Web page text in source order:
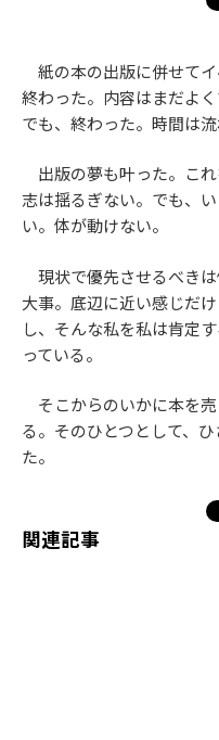
紙の本の出版に併せて
終わった。内容はまだよ
でも、終わった。時間は流
出版の夢も叶った。これ
志は揺るぎない。でも、
い。体が動けない。
現状で優先させるべき
大事。底辺に近い感じだ
し、そんな私を私は肯定
っている。
そこからのいかに本を
る。そのひとつとして、
た。
関連記事